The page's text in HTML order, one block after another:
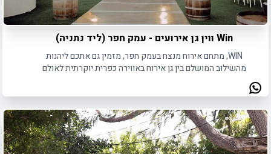
Win ווין גן אירועים - עמק חפר (ליד נתניה)
WIN, מתחם אירוח מנצח בעמק חפר, מזמין גם אתכם ליהנות
מהשילוב המושלם בין גן אירוח באווירה כפרית יוקרתית לאולם